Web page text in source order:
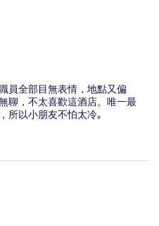
員全部目無表情，地點又偏
聊，不太喜歡這酒店。唯一最
所以小朋友不怕太冷｡